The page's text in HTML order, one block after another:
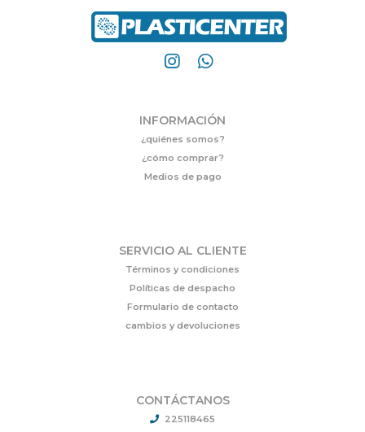
INFORMACIÓN
¿quiénes somos?
¿cómo comprar?
Medios de pago
SERVICIO AL CLIENTE
Términos y condiciones
Políticas de despacho
Formulario de contacto
cambios y devoluciones
CONTÁCTANOS
225118465